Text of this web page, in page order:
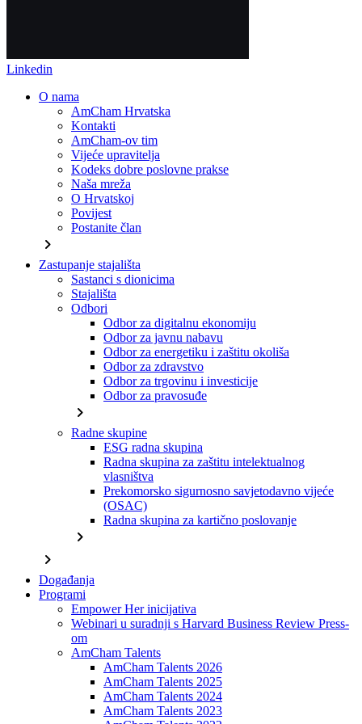
Linkedin
O nama
AmCham Hrvatska
Kontakti
AmCham-ov tim
Vijeće upravitelja
Kodeks dobre poslovne prakse
Naša mreža
O Hrvatskoj
Povijest
Postanite član
chevron_right
Zastupanje stajališta
Sastanci s dionicima
Stajališta
Odbori
Odbor za digitalnu ekonomiju
Odbor za javnu nabavu
Odbor za energetiku i zaštitu okoliša
Odbor za zdravstvo
Odbor za trgovinu i investicije
Odbor za pravosuđe
chevron_right
Radne skupine
ESG radna skupina
Radna skupina za zaštitu intelektualnog
vlasništva
Prekomorsko sigurnosno savjetodavno vijeće
(OSAC)
Radna skupina za kartično poslovanje
chevron_right
chevron_right
Događanja
Programi
Empower Her inicijativa
Webinari u suradnji s Harvard Business Review Press-
om
AmCham Talents
AmCham Talents 2026
AmCham Talents 2025
AmCham Talents 2024
AmCham Talents 2023